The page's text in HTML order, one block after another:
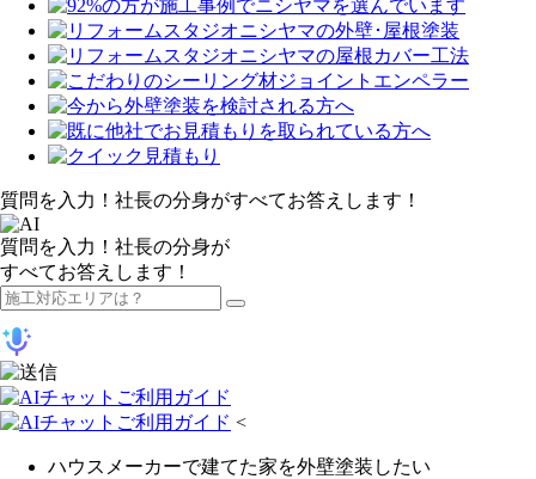
質問を入力！社長の分身がすべてお答えします！
質問を入力！社長の分身が
すべてお答えします！
<
ハウスメーカーで建てた家を外壁塗装したい